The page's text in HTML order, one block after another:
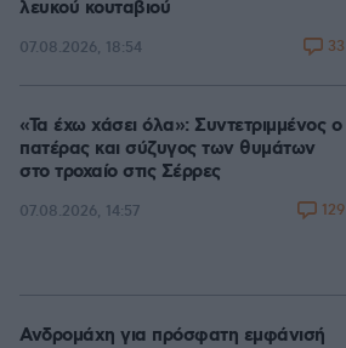
λευκού κουταβιού
07.08.2026, 18:54 33
«Τα έχω χάσει όλα»: Συντετριμμένος ο
πατέρας και σύζυγος των θυμάτων
στο τροχαίο στις Σέρρες
07.08.2026, 14:57 129
Ανδρομάχη για πρόσφατη εμφάνισή